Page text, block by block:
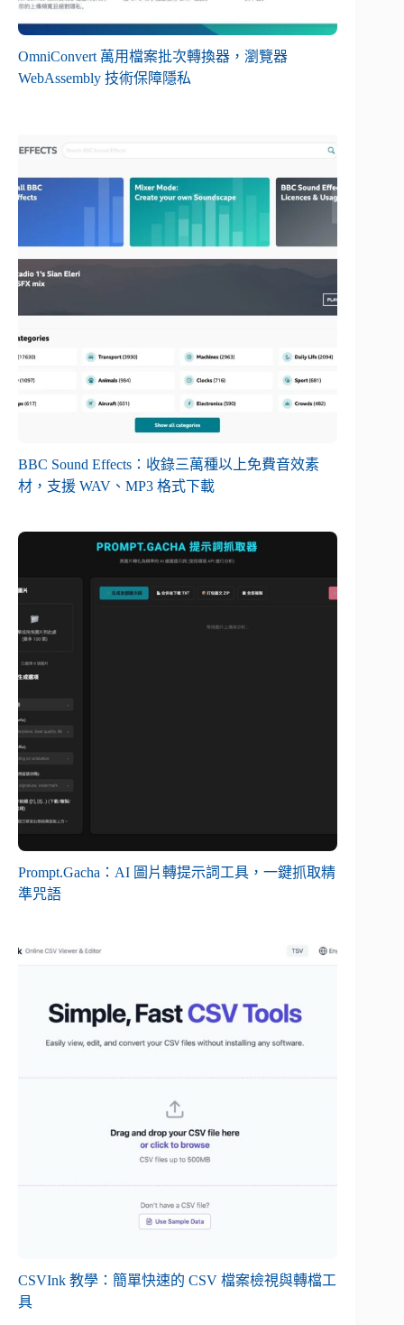
OmniConvert 萬用檔案批次轉換器，瀏覽器
WebAssembly 技術保障隱私
BBC Sound Effects：收錄三萬種以上免費音效素
材，支援 WAV、MP3 格式下載
Prompt.Gacha：AI 圖片轉提示詞工具，一鍵抓取精
準咒語
CSVInk 教學：簡單快速的 CSV 檔案檢視與轉檔工
具